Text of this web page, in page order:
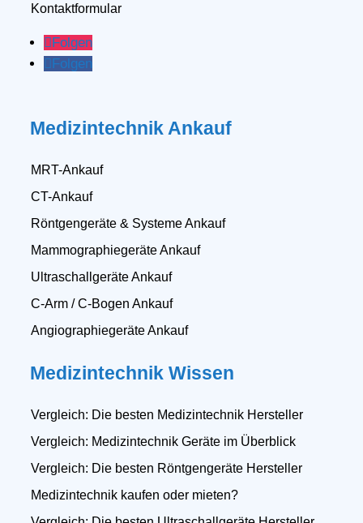
Kontaktformular
Folgen
Folgen
Medizintechnik Ankauf
MRT-Ankauf
CT-Ankauf
Röntgengeräte & Systeme Ankauf
Mammographiegeräte Ankauf
Ultraschallgeräte Ankauf
C-Arm / C-Bogen Ankauf
Angiographiegeräte Ankauf
Medizintechnik Wissen
Vergleich: Die besten Medizintechnik Hersteller
Vergleich: Medizintechnik Geräte im Überblick
Vergleich: Die besten Röntgengeräte Hersteller
Medizintechnik kaufen oder mieten?